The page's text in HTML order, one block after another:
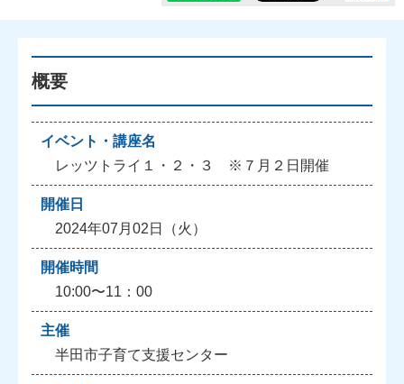
概要
イベント・講座名
レッツトライ１・２・３ ※７月２日開催
開催日
2024年07月02日（火）
開催時間
10:00〜11：00
主催
半田市子育て支援センター